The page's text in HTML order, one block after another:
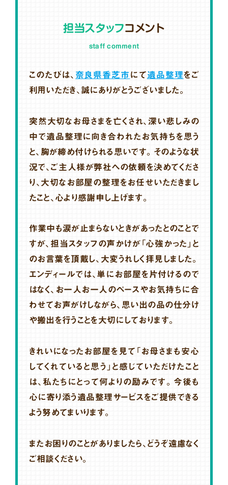
担当スタッフコメント
staff comment
このたびは、 奈良県香芝市 にて遺品整理をご
利用いただき、誠にありがとうございました。
突然大切なお母さまを亡くされ、深い悲しみの
中で遺品整理に向き合われたお気持ちを思う
と、胸が締め付けられる思いです。そのような状
況で、ご主人様が弊社への依頼を決めてくださ
り、大切なお部屋の整理をお任せいただきまし
たこと、心より感謝申し上げます。
作業中も涙が止まらないときがあったとのことで
すが、担当スタッフの声かけが「心強かった」と
のお言葉を頂戴し、大変うれしく拝見しました。
エンディールでは、単にお部屋を片付けるので
はなく、お一人お一人のペースやお気持ちに合
わせてお声がけしながら、思い出の品の仕分け
や搬出を行うことを大切にしております。
きれいになったお部屋を見て「お母さまも安心
してくれていると思う」と感じていただけたこと
は、私たちにとって何よりの励みです。今後も
心に寄り添う遺品整理サービスをご提供できる
よう努めてまいります。
またお困りのことがありましたら、どうぞ遠慮なく
ご相談ください。